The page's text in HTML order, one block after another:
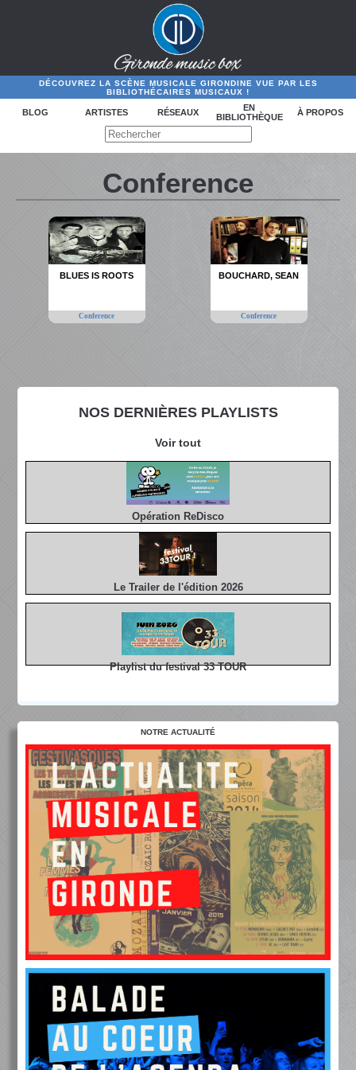
DÉCOUVREZ LA SCÈNE MUSICALE GIRONDINE VUE PAR LES
BIBLIOTHÉCAIRES MUSICAUX !
BLOG ARTISTES RÉSEAUX
EN
BIBLIOTHÈQUE
À PROPOS
NOS DERNIÈRES PLAYLISTS
Voir tout
Opération ReDisco
Le Trailer de l'édition 2026
Playlist du festival 33 TOUR
Conference
BLUES IS ROOTS
Conference
BOUCHARD, SEAN
Conference
NOTRE ACTUALITÉ